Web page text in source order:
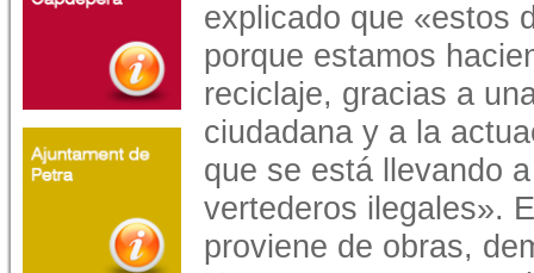
explicado que «estos
porque estamos
reciclaje, gracias a
ciudadana y a la
que se está llevando
vertederos ilegales».
proviene de obras,